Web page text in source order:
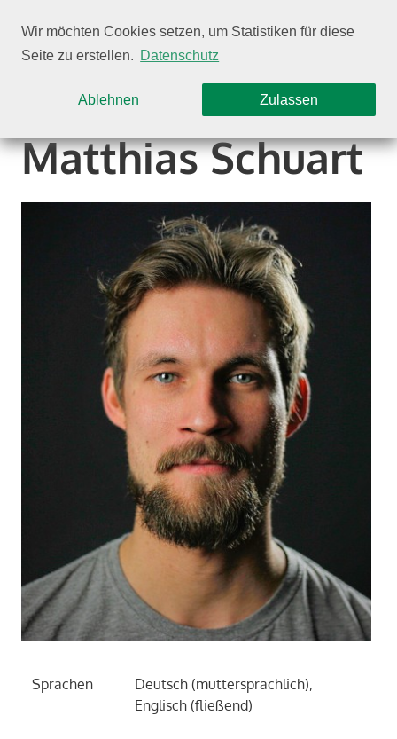
Wir möchten Cookies setzen, um Statistiken für diese
Seite zu erstellen. Datenschutz
Ablehnen Zulassen
Mat­thias Schuart
Sprachen
Deutsch (muttersprachlich),
Englisch (fließend)
Auswahl einschränken